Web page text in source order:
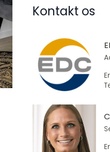
Kontakt os